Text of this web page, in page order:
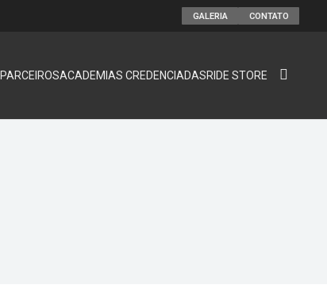
GALERIA CONTATO
PARCEIROSACADEMIAS CREDENCIADASRIDE STORE